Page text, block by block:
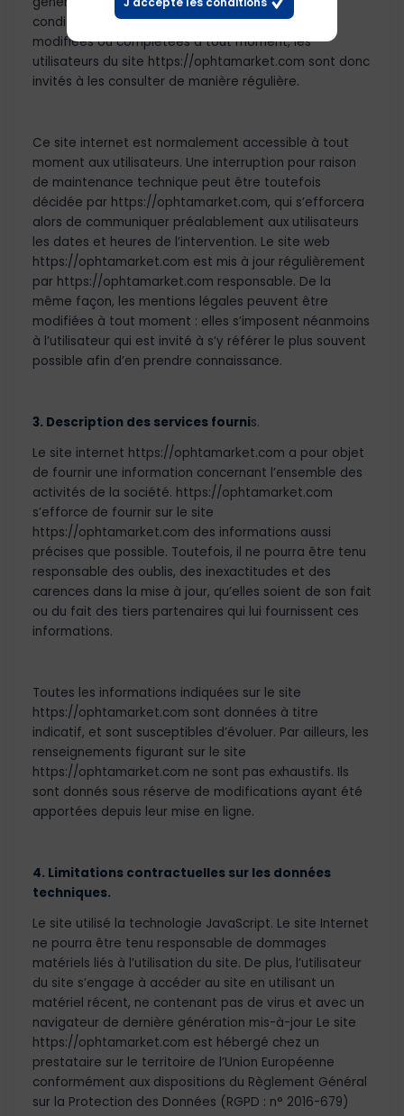
conditions d’utilisation sont susceptibles d’être
modifiées ou complétées à tout moment, les
utilisateurs du site https://ophtamarket.com sont donc
invités à les consulter de manière régulière.
Ce site internet est normalement accessible à tout
moment aux utilisateurs. Une interruption pour raison
de maintenance technique peut être toutefois
décidée par https://ophtamarket.com, qui s’efforcera
alors de communiquer préalablement aux utilisateurs
les dates et heures de l’intervention. Le site web
https://ophtamarket.com est mis à jour régulièrement
par https://ophtamarket.com responsable. De la
même façon, les mentions légales peuvent être
modifiées à tout moment : elles s’imposent néanmoins
à l’utilisateur qui est invité à s’y référer le plus souvent
possible afin d’en prendre connaissance.
3. Description des services fournis.
Le site internet https://ophtamarket.com a pour objet
de fournir une information concernant l’ensemble des
activités de la société. https://ophtamarket.com
s’efforce de fournir sur le site
https://ophtamarket.com des informations aussi
précises que possible. Toutefois, il ne pourra être tenu
responsable des oublis, des inexactitudes et des
carences dans la mise à jour, qu’elles soient de son fait
ou du fait des tiers partenaires qui lui fournissent ces
informations.
Toutes les informations indiquées sur le site
https://ophtamarket.com sont données à titre
indicatif, et sont susceptibles d’évoluer. Par ailleurs, les
renseignements figurant sur le site
https://ophtamarket.com ne sont pas exhaustifs. Ils
sont donnés sous réserve de modifications ayant été
apportées depuis leur mise en ligne.
4. Limitations contractuelles sur les données
techniques.
Le site utilisé la technologie JavaScript. Le site Internet
ne pourra être tenu responsable de dommages
matériels liés à l’utilisation du site. De plus, l’utilisateur
du site s’engage à accéder au site en utilisant un
matériel récent, ne contenant pas de virus et avec un
navigateur de dernière génération mis-à-jour Le site
https://ophtamarket.com est hébergé chez un
prestataire sur le territoire de l’Union Européenne
conformément aux dispositions du Règlement Général
sur la Protection des Données (RGPD : n° 2016-679)